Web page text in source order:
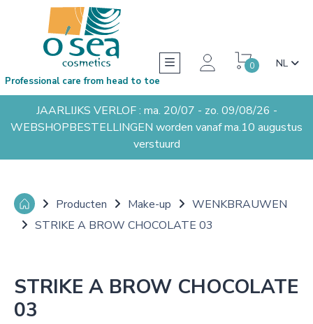
0 NL
Professional care from head to toe
JAARLIJKS VERLOF : ma. 20/07 - zo. 09/08/26 -
WEBSHOPBESTELLINGEN worden vanaf ma.10 augustus
verstuurd
Producten Make-up
WENKBRAUWEN
STRIKE A BROW CHOCOLATE 03
STRIKE A BROW CHOCOLATE
03